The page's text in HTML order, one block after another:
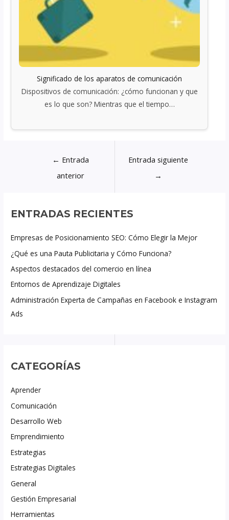
ENTRADAS RECIENTES
Empresas de Posicionamiento SEO: Cómo Elegir la Mejor
¿Qué es una Pauta Publicitaria y Cómo Funciona?
Aspectos destacados del comercio en línea
Entornos de Aprendizaje Digitales
Administración Experta de Campañas en Facebook e Instagram
Ads
CATEGORÍAS
Aprender
Comunicación
Desarrollo Web
Emprendimiento
Estrategias
Estrategias Digitales
General
Gestión Empresarial
Herramientas
Significado de los aparatos de comunicación
Dispositivos de comunicación: ¿cómo funcionan y que
es lo que son? Mientras que el tiempo…
← Entrada
anterior
Entrada siguiente
→